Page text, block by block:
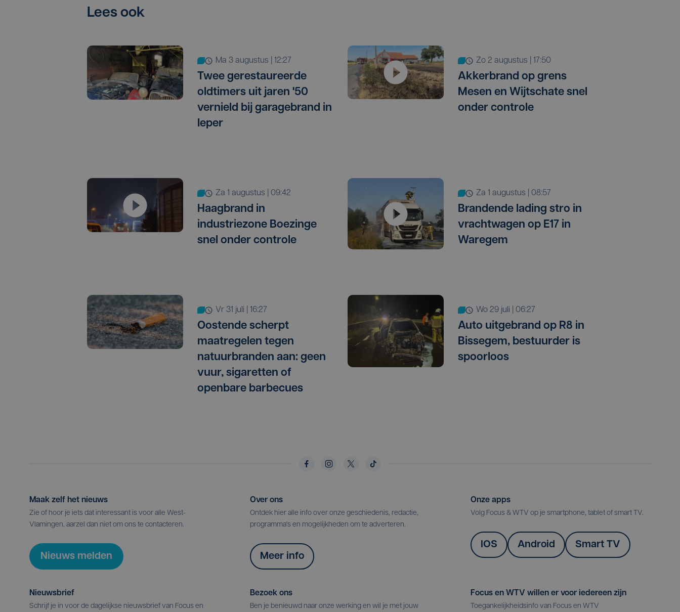
Lees ook
ma 3 augustus | 12:27
Twee gerestaureerde
oldtimers uit jaren '50
vernield bij garagebrand in
Ieper
zo 2 augustus | 17:50
Akkerbrand op grens
Mesen en Wijtschate snel
onder controle
za 1 augustus | 09:42
Haagbrand in
industriezone Boezinge
snel onder controle
za 1 augustus | 08:57
Brandende lading stro in
vrachtwagen op E17 in
Waregem
vr 31 juli | 16:27
Oostende scherpt
maatregelen tegen
natuurbranden aan: geen
vuur, sigaretten of
openbare barbecues
wo 29 juli | 06:27
Auto uitgebrand op R8 in
Bissegem, bestuurder is
spoorloos
Maak zelf het nieuws
Zie of hoor je iets dat interessant is voor alle West-
Vlamingen, aarzel dan niet om ons te contacteren.
Nieuws melden
Over ons
Ontdek hier alle info over onze geschiedenis, redactie,
programma's en mogelijkheden om te adverteren.
Meer info
Onze apps
Volg Focus & WTV op je smartphone, tablet of smart TV.
IOS Android Smart TV
Nieuwsbrief
Schrijf je in voor de dagelijkse nieuwsbrief van Focus en
Bezoek ons
Ben je benieuwd naar onze werking en wil je met jouw
Focus en WTV willen er voor iedereen zijn
Toegankelijkheidsinfo van Focus en WTV